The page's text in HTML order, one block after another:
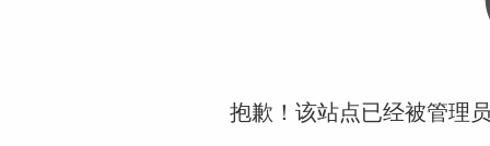
抱歉！该站点已经被管理